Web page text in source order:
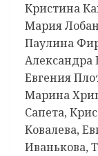
Кристина
Мария
Паулина
Александра
Евгения
Марина
Сапета,
Ковалева,
Иванькова,